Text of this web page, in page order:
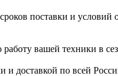
поставки и
вашей техники в
и доставкой по всей